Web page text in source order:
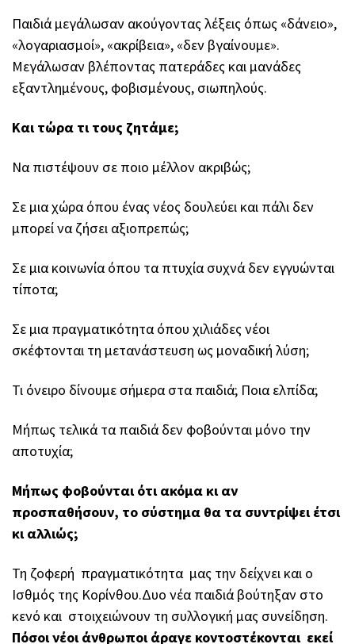
Παιδιά μεγάλωσαν ακούγοντας λέξεις όπως «δάνειο»,
«λογαριασμοί», «ακρίβεια», «δεν βγαίνουμε».
Μεγάλωσαν βλέποντας πατεράδες και μανάδες
εξαντλημένους, φοβισμένους, σιωπηλούς.
Και τώρα τι τους ζητάμε;
Να πιστέψουν σε ποιο μέλλον ακριβώς;
Σε μια χώρα όπου ένας νέος δουλεύει και πάλι δεν
μπορεί να ζήσει αξιοπρεπώς;
Σε μια κοινωνία όπου τα πτυχία συχνά δεν εγγυώνται
τίποτα;
Σε μια πραγματικότητα όπου χιλιάδες νέοι
σκέφτονται τη μετανάστευση ως μοναδική λύση;
Τι όνειρο δίνουμε σήμερα στα παιδιά; Ποια ελπίδα;
Μήπως τελικά τα παιδιά δεν φοβούνται μόνο την
αποτυχία;
Μήπως φοβούνται ότι ακόμα κι αν
προσπαθήσουν, το σύστημα θα τα συντρίψει έτσι
κι αλλιώς;
Τη ζοφερή πραγματικότητα μας την δείχνει και ο
Ισθμός της Κορίνθου.Δυο νέα παιδιά βούτηξαν στο
κενό και στοιχειώνουν τη συλλογική μας συνείδηση.
Πόσοι νέοι άνθρωποι άραγε κοντοστέκονται εκεί